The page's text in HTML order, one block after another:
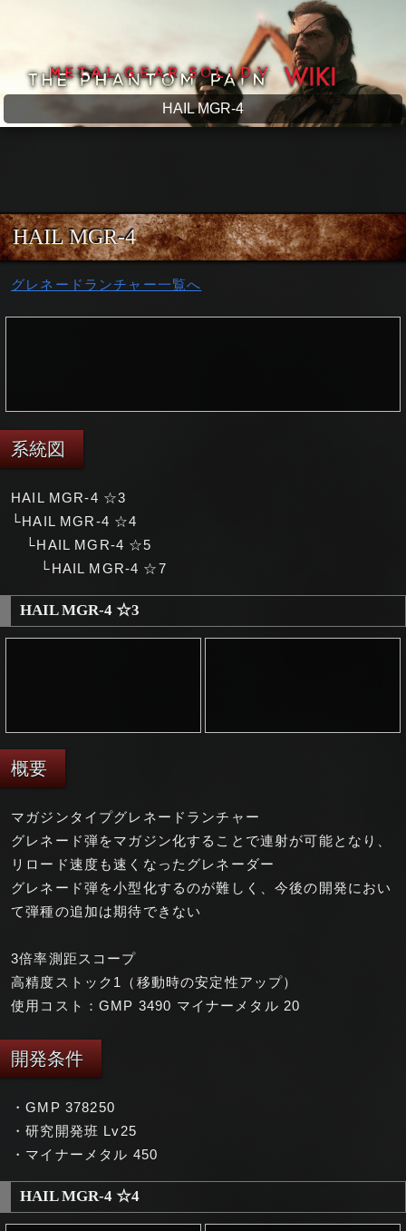
HAIL MGR-4
HAIL MGR-4
グレネードランチャー一覧へ
系統図
HAIL MGR-4 ☆3
└HAIL MGR-4 ☆4
└HAIL MGR-4 ☆5
└HAIL MGR-4 ☆7
HAIL MGR-4 ☆3
概要
マガジンタイプグレネードランチャー
グレネード弾をマガジン化することで連射が可能となり、
リロード速度も速くなったグレネーダー
グレネード弾を小型化するのが難しく、今後の開発におい
て弾種の追加は期待できない
3倍率測距スコープ
高精度ストック1（移動時の安定性アップ）
使用コスト：GMP 3490 マイナーメタル 20
開発条件
・GMP 378250
・研究開発班 Lv25
・マイナーメタル 450
HAIL MGR-4 ☆4